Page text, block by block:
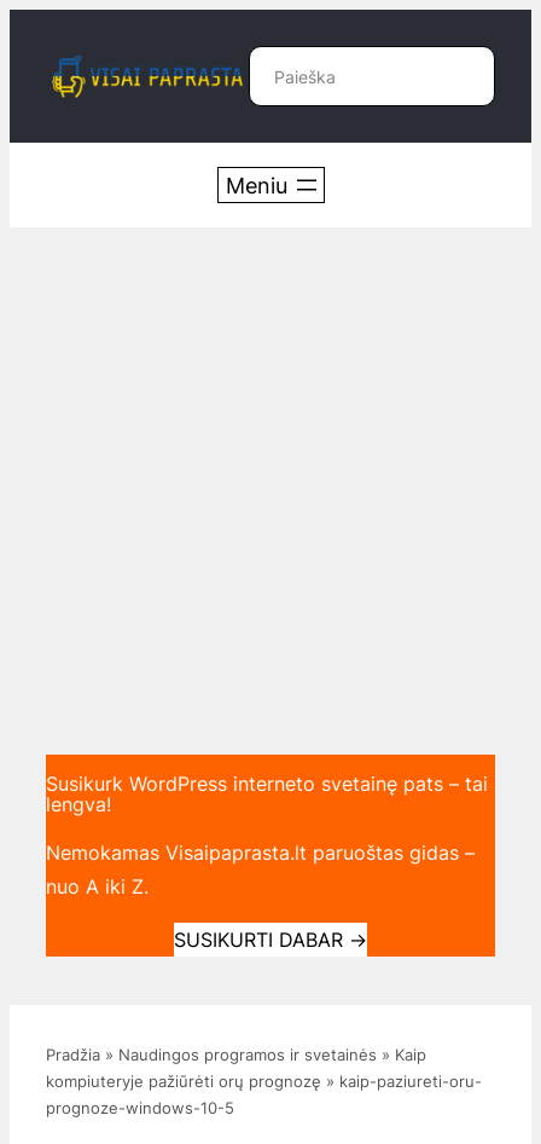
turinio
Paieška
Susikurk WordPress interneto svetainę pats – tai
lengva!
Nemokamas Visaipaprasta.lt paruoštas gidas –
nuo A iki Z.
SUSIKURTI DABAR →
Pradžia » Naudingos programos ir svetainės » Kaip
kompiuteryje pažiūrėti orų prognozę » kaip-paziureti-oru-
prognoze-windows-10-5